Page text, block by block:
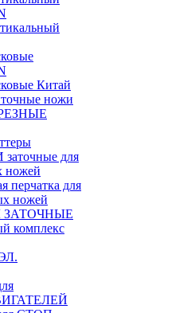
Китай
ножи
для
ножей
перчатка для
ножей
ЗАТОЧНЫЕ
комплекс